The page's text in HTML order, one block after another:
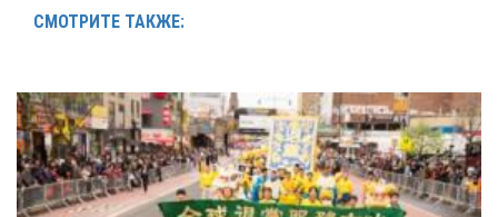
СМОТРИТЕ ТАКЖЕ: